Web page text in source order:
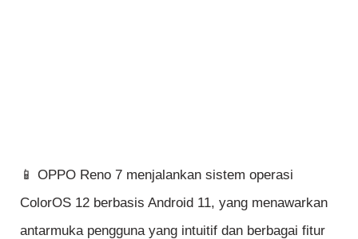
📱 OPPO Reno 7 menjalankan sistem operasi
ColorOS 12 berbasis Android 11, yang menawarkan
antarmuka pengguna yang intuitif dan berbagai fitur